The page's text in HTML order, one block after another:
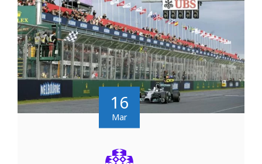
16
Mar